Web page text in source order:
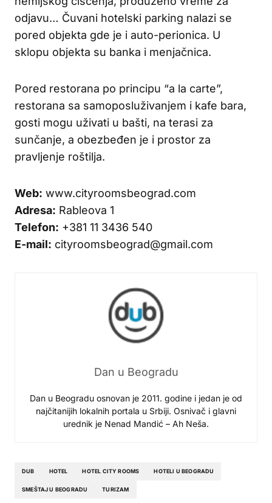
odjavu… Čuvani hotelski parking nalazi se
pored objekta gde je i auto-perionica. U
sklopu objekta su banka i menjačnica.
Pored restorana po principu “a la carte”,
restorana sa samoposluživanjem i kafe bara,
gosti mogu uživati u bašti, na terasi za
sunčanje, a obezbeđen je i prostor za
pravljenje roštilja.
Web: www.cityroomsbeograd.com
Adresa: Rableova 1
Telefon: +381 11 3436 540
E-mail: cityroomsbeograd@gmail.com
Dan u Beogradu
Dan u Beogradu osnovan je 2011. godine i jedan je od
najčitanijih lokalnih portala u Srbiji. Osnivač i glavni
urednik je Nenad Mandić – Ah Neša.
DUB HOTEL HOTEL CITY ROOMS HOTELI U BEOGRADU
SMEŠTAJ U BEOGRADU TURIZAM